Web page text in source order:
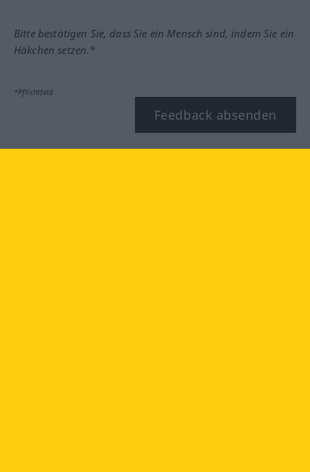
Bitte bestätigen Sie, dass Sie ein Mensch sind, indem Sie ein
Häkchen setzen.*
*Pflichtfeld
Feedback absenden